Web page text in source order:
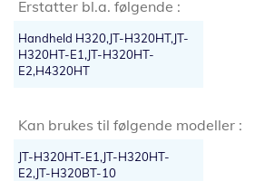
Erstatter bl.a. følgende :
Handheld H320,JT-H320HT,JT-
H320HT-E1,JT-H320HT-
E2,H4320HT
Kan brukes til følgende modeller :
JT-H320HT-E1,JT-H320HT-
E2,JT-H320BT-10